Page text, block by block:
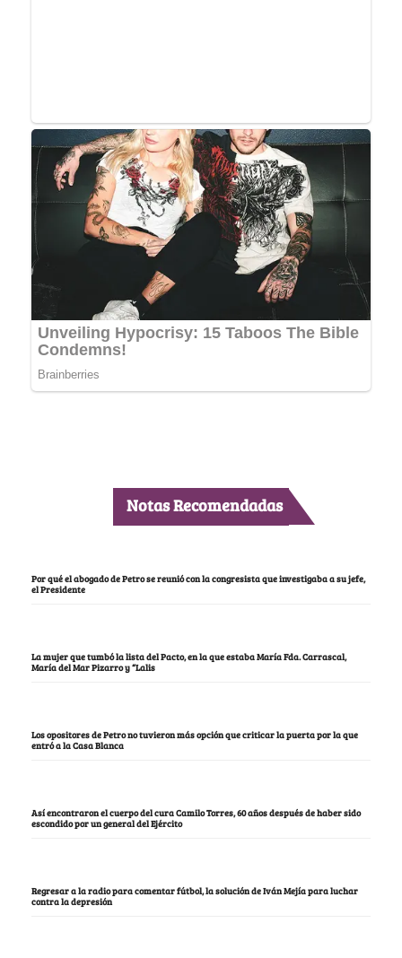
Notas Recomendadas
Por qué el abogado de Petro se reunió con la congresista que investigaba a su jefe,
el Presidente
La mujer que tumbó la lista del Pacto, en la que estaba María Fda. Carrascal,
María del Mar Pizarro y “Lalis
Los opositores de Petro no tuvieron más opción que criticar la puerta por la que
entró a la Casa Blanca
Así encontraron el cuerpo del cura Camilo Torres, 60 años después de haber sido
escondido por un general del Ejército
Regresar a la radio para comentar fútbol, la solución de Iván Mejía para luchar
contra la depresión